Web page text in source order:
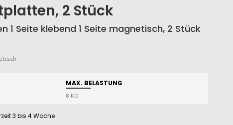
2 Stück
1 Seite klebend 1 Seite magnetisch, 2 Stück
MAX. BELASTUNG
8 KG
3 bis 4 Woche